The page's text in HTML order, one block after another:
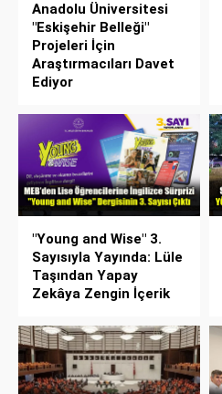
Anadolu Üniversitesi
"Eskişehir Belleği"
Projeleri İçin
Araştırmacıları Davet
Ediyor
"Young and Wise" 3.
Sayısıyla Yayında: Lüle
Taşından Yapay
Zekâya Zengin İçerik